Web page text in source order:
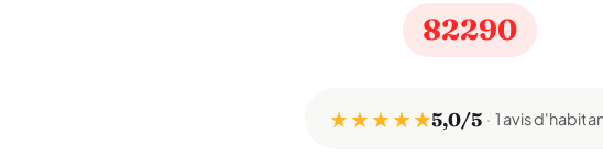
82290
★ ★ ★ ★ ★5,0/5 1 avis